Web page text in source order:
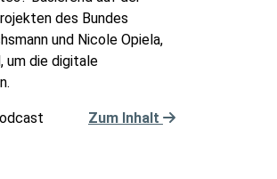
des Bundes
und Nicole Opiela,
um die digitale
Zum Inhalt